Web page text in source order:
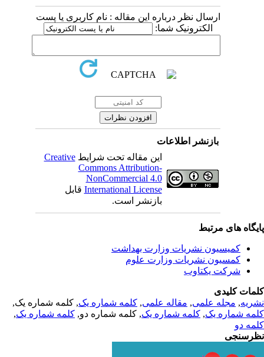
ارسال نظر درباره این مقاله : نام کاربری یا پست
الکترونیک شما:
بازنشر اطلاعات
این مقاله تحت شرایطCreative
Commons Attribution-
NonCommercial 4.0
International Licenseقابل
بازنشر است.
های مرتبط
کمیسیون نشریات وزارت بهداشت
کمسیون نشریات وزارت علوم
شرکت یکتاوب
کلیدی
,مجله علمی, مقاله علمی, کلمه شماره یک, کلمه شماره یک,
شماره یک,کلمه شماره یک, کلمه شماره دو,کلمه شماره یک,
دو